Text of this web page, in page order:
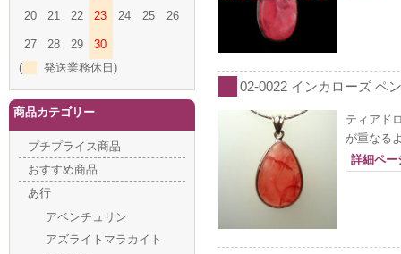
02-0022 インカローズ ペ
ティアド
が重なる
詳細ペ
20 21 22 23 24 25 26
27 28 29
30
(
発送業務休日)
商品カテゴリー
プチプライス商品
おすすめ商品
あ行
アベンチュリン
アズライトマラカイト